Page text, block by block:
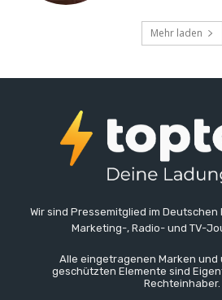
Mehr laden
Wir sind Pressemitglied im
Marketing-, Radio- und TV-
Alle eingetragenen Marken
geschützten Elemente sind
Rechteinhaber.